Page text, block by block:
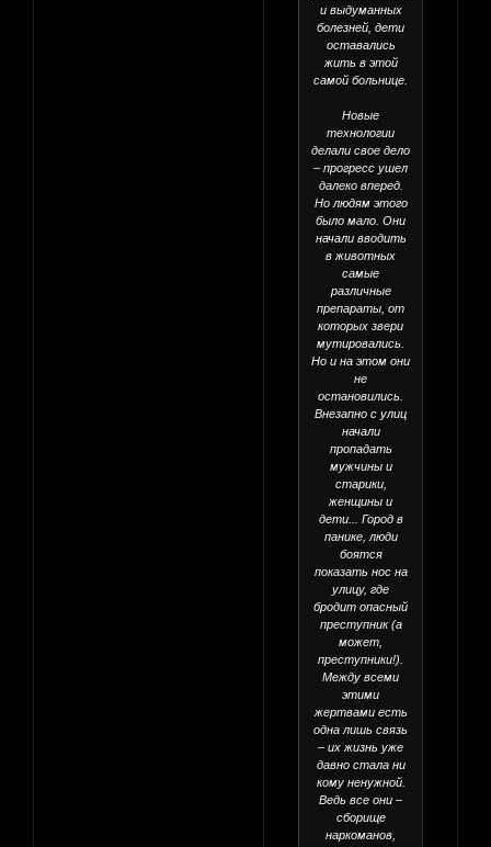
и выдуманных
болезней, дети
оставались
жить в этой
самой больнице.
Новые
технологии
делали свое дело
– прогресс ушел
далеко вперед.
Но людям этого
было мало. Они
начали вводить
в животных
самые
различные
препараты, от
которых звери
мутировались.
Но и на этом они
не
остановились.
Внезапно с улиц
начали
пропадать
мужчины и
старики,
женщины и
дети... Город в
панике, люди
боятся
показать нос на
улицу, где
бродит опасный
преступник (а
может,
преступники!).
Между всеми
этими
жертвами есть
одна лишь связь
– их жизнь уже
давно стала ни
кому ненужной.
Ведь все они –
сборище
наркоманов,